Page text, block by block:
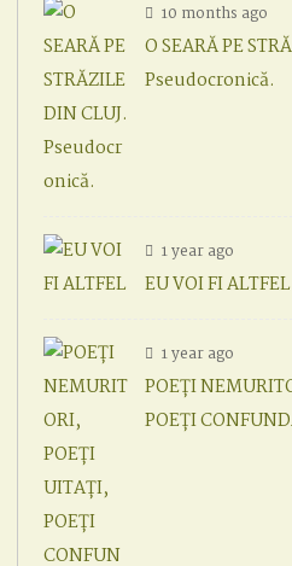
10 months ago
O SEARĂ PE
Pseudocronică.
1 year ago
EU VOI FI ALTFEL
1 year ago
POEȚI
POEȚI